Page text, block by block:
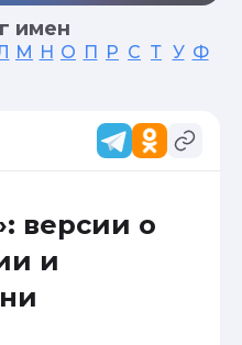
имен
М Н О П Р С Т У Ф
версии о
и